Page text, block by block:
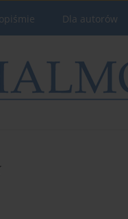
Dla autorów